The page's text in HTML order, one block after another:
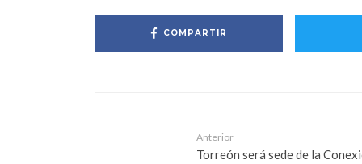
COMPARTIR
Anterior
Torreón será sede de la